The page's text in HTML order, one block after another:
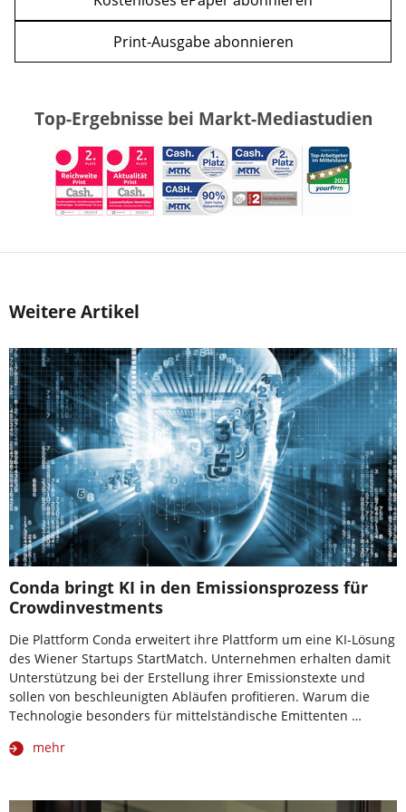
Print-Ausgabe abonnieren
Top-Ergebnisse bei Markt-Mediastudien
Weitere Artikel
Conda bringt KI in den Emissionsprozess für
Crowdinvestments
Die Plattform Conda erweitert ihre Plattform um eine KI-Lösung
des Wiener Startups StartMatch. Unternehmen erhalten damit
Unterstützung bei der Erstellung ihrer Emissionstexte und
sollen von beschleunigten Abläufen profitieren. Warum die
Technologie besonders für mittelständische Emittenten …
mehr